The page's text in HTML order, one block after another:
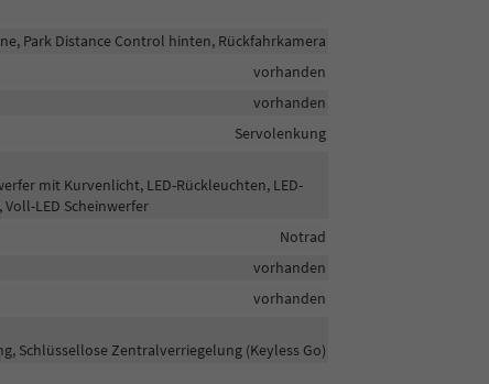
Park Distance Control hinten, Rückfahrkamera
vorhanden
vorhanden
Servolenkung
mit Kurvenlicht, LED-Rückleuchten, LED-
LED Scheinwerfer
Notrad
vorhanden
vorhanden
Schlüssellose Zentralverriegelung (Keyless Go)